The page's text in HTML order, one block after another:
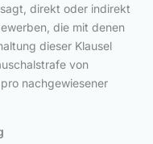
direkt oder indirekt
die mit denen
dieser Klausel
von
nachgewiesener